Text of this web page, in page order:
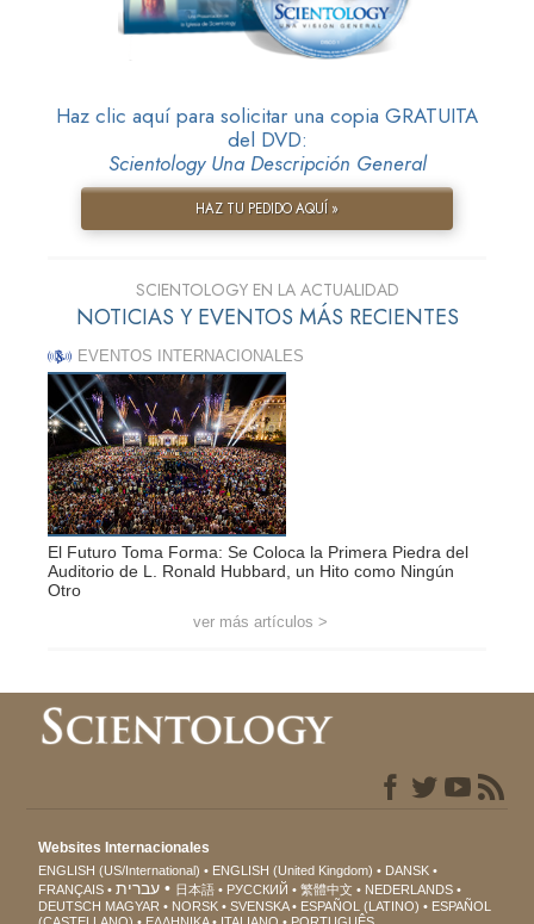
Haz clic aquí para solicitar una copia GRATUITA
del DVD:
Scientology Una Descripción General
HAZ TU PEDIDO AQUÍ »
SCIENTOLOGY EN LA ACTUALIDAD
NOTICIAS Y EVENTOS MÁS RECIENTES
EVENTOS INTERNACIONALES
El Futuro Toma Forma: Se Coloca la Primera Piedra del
Auditorio de L. Ronald Hubbard, un Hito como Ningún
Otro
ver más artículos >
Websites Internacionales
ENGLISH (US/International) ENGLISH (United Kingdom)
DANSK
FRANÇAIS
עברית 日本語 РУССКИЙ 繁體中文
NEDERLANDS
DEUTSCH MAGYAR NORSK SVENSKA ESPAÑOL (LATINO)
ESPAÑOL